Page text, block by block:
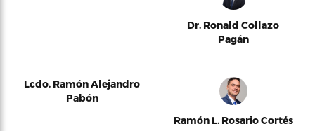
Dr. Ronald Collazo
Pagán
Lcdo. Ramón Alejandro
Pabón
Ramón L. Rosario Cortés